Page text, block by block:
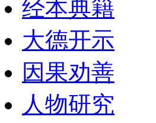
经本典籍
大德开示
因果劝善
人物研究